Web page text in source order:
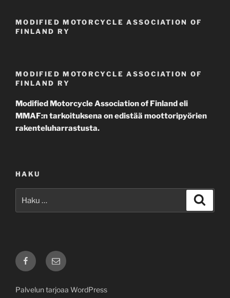
MODIFIED MOTORCYCLE ASSOCIATION OF
FINLAND RY
MODIFIED MOTORCYCLE ASSOCIATION OF
FINLAND RY
Modified Motorcycle Association of Finland eli
MMAF:n tarkoituksena on edistää moottoripyörien
rakenteluharrastusta.
HAKU
FacebookSähköposti
Palvelun tarjoaa WordPress